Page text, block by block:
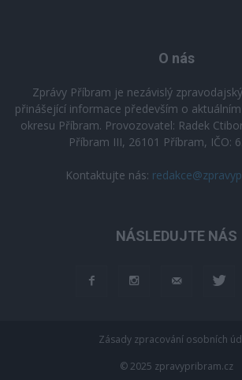
O nás
Zprávy Příbram je nezávislý
přinášející informace především o
okresu Příbram. Provozovatel: Radek
Příbram III, 26101 Příbram, IČO:
Kontaktujte nás:
NÁSLEDUJTE NÁS
Zásady zpracování osobních
© 2025 zpravypribram.cz